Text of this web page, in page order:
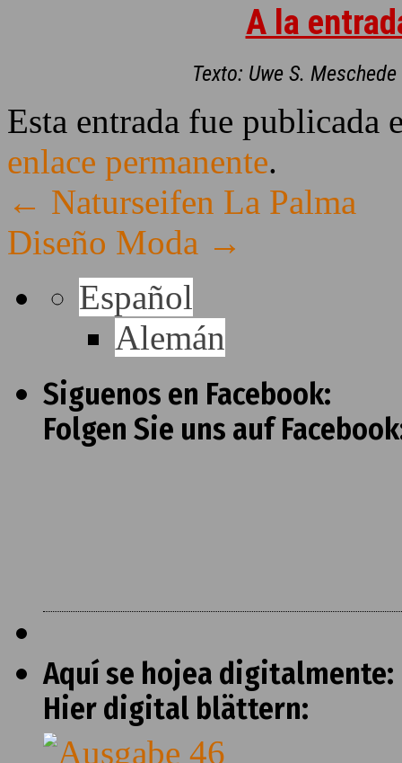
A la
Texto: Uwe S.
Esta entrada fue publicada
enlace permanente.
← Naturseifen La Palma
Diseño Moda →
Español
Alemán
Siguenos en Facebook:
Folgen Sie uns auf
Aquí se hojea digitalmente:
Hier digital blättern: